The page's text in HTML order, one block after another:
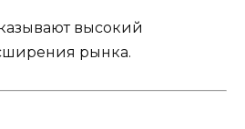
высокий
рынка.